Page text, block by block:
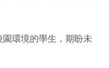
環境的學生，期盼未